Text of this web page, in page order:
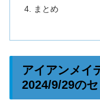
まとめ
アイアンメイ
2024/9/29のセ